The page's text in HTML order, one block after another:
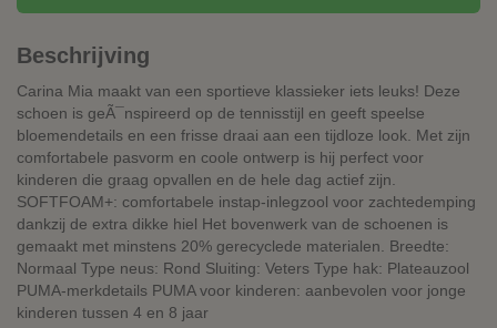
Beschrijving
Carina Mia maakt van een sportieve klassieker iets leuks! Deze
schoen is geÃ¯nspireerd op de tennisstijl en geeft speelse
bloemendetails en een frisse draai aan een tijdloze look. Met zijn
comfortabele pasvorm en coole ontwerp is hij perfect voor
kinderen die graag opvallen en de hele dag actief zijn.
SOFTFOAM+: comfortabele instap-inlegzool voor zachtedemping
dankzij de extra dikke hiel Het bovenwerk van de schoenen is
gemaakt met minstens 20% gerecyclede materialen. Breedte:
Normaal Type neus: Rond Sluiting: Veters Type hak: Plateauzool
PUMA-merkdetails PUMA voor kinderen: aanbevolen voor jonge
kinderen tussen 4 en 8 jaar